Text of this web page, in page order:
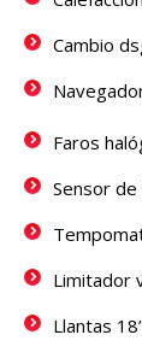
Cambio
Faros
Sensor de
Limitador
Llantas